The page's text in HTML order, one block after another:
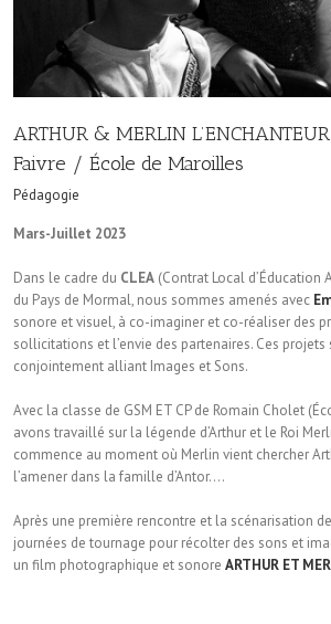
ARTHUR & MERLIN
Faivre / École de Maroilles
Pédagogie
Mars-Juillet 2023
Dans le cadre du CLEA (Contrat Local d’Éducation
du Pays de Mormal, nous sommes amenés avec
sonore et visuel, à co-imaginer et co-réaliser des
sollicitations et l’envie des partenaires. Ces
conjointement alliant Images et Sons.
Avec la classe de GSM ET CP de Romain Cholet
avons travaillé sur la légende d’Arthur et le Roi
commence au moment où Merlin vient chercher
l’amener dans la famille d’Antor….
Après une première rencontre et la scénarisation
journées de tournage pour récolter des sons et
un film photographique et sonore ARTHUR ET